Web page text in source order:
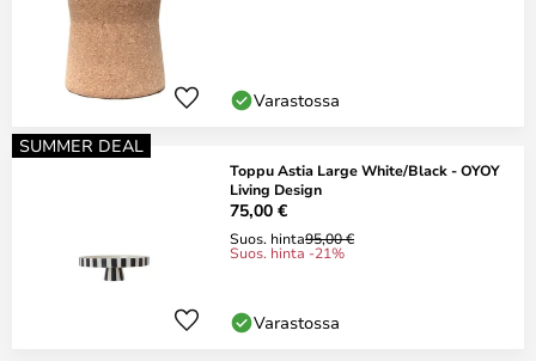
Varastossa
SUMMER DEAL
Toppu Astia Large White/Black - OYOY
Living Design
75,00 €
Suos. hinta95,00 €
Suos. hinta -21%
Varastossa